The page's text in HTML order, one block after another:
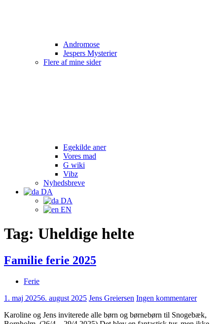
Andromose
Jespers Mysterier
Flere af mine sider
Egekilde aner
Vores mad
G wiki
Vibz
Nyhedsbreve
DA
DA
EN
Tag: Uheldige helte
Familie ferie 2025
Ferie
1. maj 20256. august 2025 Jens Greiersen Ingen kommentarer
Karoline og Jens inviterede alle børn og børnebørn til Snogebæk,